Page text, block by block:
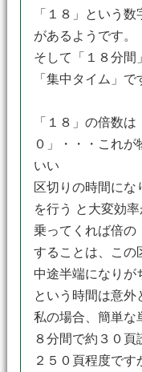
「１８」という
があるようです。
そして「１８分間
「集中タイム」で
「１８」の倍数
０」・・・これ
いい
区切りの時間にな
を行う と大変効率
乗ってくれば倍の
することは、この
中途半端になりが
という時間は意外
私の場合、簡単な
８分間で約３０
２５０頁程度で